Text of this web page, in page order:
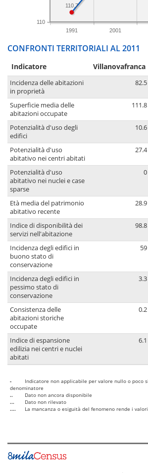
1991 2001
110
110.7
CONFRONTI TERRITORIALI AL 2011
Indicatore Villanovafranca
Incidenza delle abitazioni
in proprietà
82.5
Superficie media delle
abitazioni occupate
111.8
Potenzialità d'uso degli
edifici
10.6
Potenzialità d'uso
abitativo nei centri abitati
27.4
Potenzialità d'uso
abitativo nei nuclei e case
sparse
0
Età media del patrimonio
abitativo recente
28.9
Indice di disponibilità dei
servizi nell'abitazione
98.8
Incidenza degli edifici in
buono stato di
conservazione
59
Incidenza degli edifici in
pessimo stato di
conservazione
3.3
Consistenza delle
abitazioni storiche
occupate
0.2
Indice di espansione
edilizia nei centri e nuclei
abitati
6.1
-
Indicatore non applicabile per valore nullo o poco
denominatore
..
Dato non ancora disponibile
...
Dato non rilevato
....
La mancanza o esiguità del fenomeno rende i